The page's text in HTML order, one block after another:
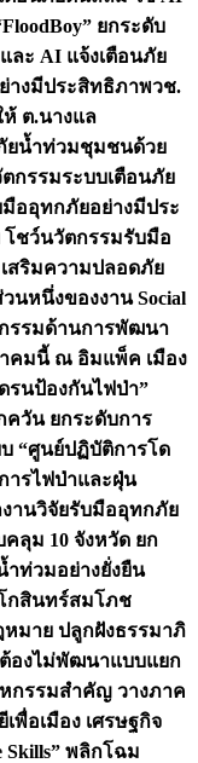
ยกระดับ
และ AI แจ้งเตือนภัย
างมีประสิทธิภาพวช.
ห้ ต.นางแล
ภัยน้ำท่วมชุมชนด้วย
กรรมระบบเตือนภัย
ออุทกภัยอย่างมีประ
โชว์นวัตกรรมรับมือ
สริมความปลอดภัย
นหนึ่งของงาน Social
กรรมด้านการพัฒนา
คมนี้ ณ อิมแพ็ค เมือง
รนป้องกันไฟป่า”
วัน ยกระดับการ
“ศูนย์ปฏิบัติการโด
ารไฟป่าและฝุ่น
านวิจัยรับมืออุทกภัย
ลุม 10 จังหวัด ยก
ำท่วมอย่างยั่งยืน
กสินทร์สมโภช
มาย ปลูกฝังธรรมาภิ
องไม่พัฒนาแบบแยก
หกรรมสำคัญ วางภาค
พื่อเมือง เศรษฐกิจ
Skills” พลิกโฉม